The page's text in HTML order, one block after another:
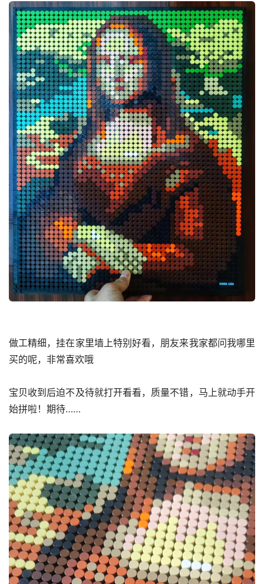
做工精细，挂在家里墙上特别好看，朋友来我家都问我哪里
买的呢，非常喜欢哦
宝贝收到后迫不及待就打开看看，质量不错，马上就动手开
始拼啦！期待……